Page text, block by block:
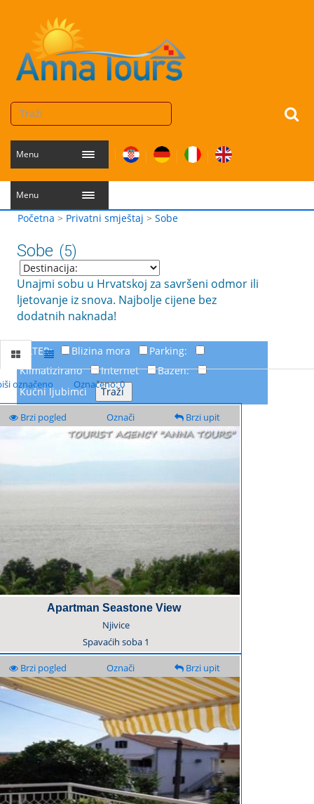
Menu
Menu
Početna > Privatni smještaj > Sobe
Sobe (5)
Unajmi sobu u Hrvatskoj za savršeni odmor ili
ljetovanje iz snova. Najbolje cijene bez
dodatnih naknada!
FILTER: Blizina mora
Parking:
Klimatizirano
Internet
Bazen:
Kućni ljubimci
označeno Označeno: 0
Brzi pogled Označi Brzi upit
Apartman Seastone View
Njivice
Spavaćih soba 1
Brzi pogled Označi Brzi upit